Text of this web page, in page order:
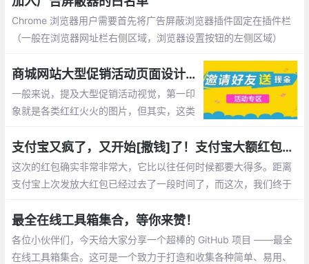
Chrome 浏览器用户需要首先将广告屏蔽浏览器插件固定在插件栏
（一般在浏览器网址栏右侧区域，浏览器设置按钮的左侧区域）
钮。
商城网站大型促销活动页面设计如何做
一般来说，提及大型促销活动视觉，第一印
象就是各类红红火火的图片，但其实，这类
觉设计往往要考虑品牌风格与页面逻辑。
支付宝又疯了，又开始[撒钱]了！支付宝大额红包在线领取
这次的红包确实非常非常大，它比以往任何时候都要大得多。距离
支付宝上次发放大红包已经过去了一段时间了，而这次，我们终于
最全在线工具箱集合，等你来赞！
各位小伙伴们，今天给大家分享一个超棒的 GitHub 项目 ——最全
在线工具箱集合。这可是一个致力于打造和收集各种简单、易用、